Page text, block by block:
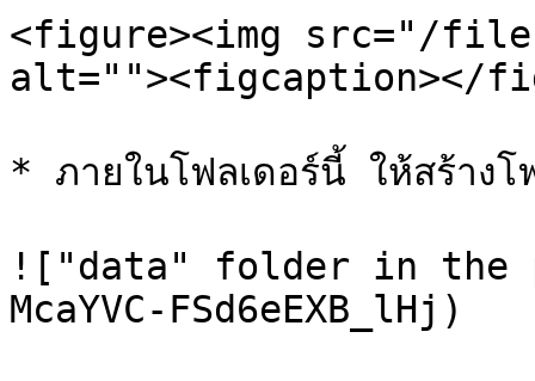
<figure><img src="/
alt=""><figcaption></
* ภายในโฟลเดอร์นี้ ให้สร้าง
!["data" folder in
McaYVC-FSd6eEXB_lHj)